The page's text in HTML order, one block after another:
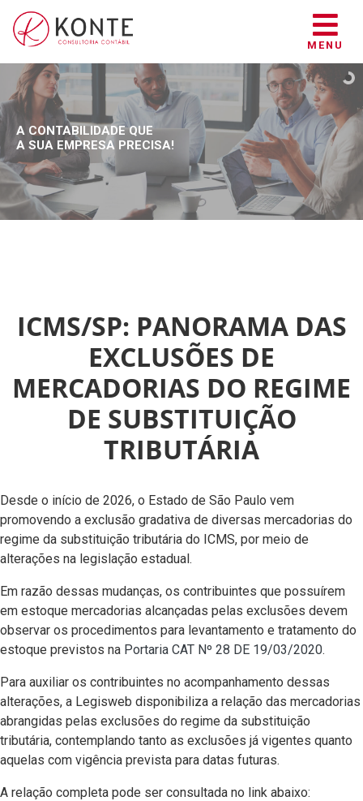
MENU
A CONTABILIDADE QUE
A SUA EMPRESA PRECISA!
ICMS/SP: PANORAMA DAS
EXCLUSÕES DE
MERCADORIAS DO REGIME
DE SUBSTITUIÇÃO
TRIBUTÁRIA
Desde o início de 2026, o Estado de São Paulo vem
promovendo a exclusão gradativa de diversas mercadorias do
regime da substituição tributária do ICMS, por meio de
alterações na legislação estadual.
Em razão dessas mudanças, os contribuintes que possuírem
em estoque mercadorias alcançadas pelas exclusões devem
observar os procedimentos para levantamento e tratamento do
estoque previstos na Portaria CAT Nº 28 DE 19/03/2020.
Para auxiliar os contribuintes no acompanhamento dessas
alterações, a Legisweb disponibiliza a relação das mercadorias
abrangidas pelas exclusões do regime da substituição
tributária, contemplando tanto as exclusões já vigentes quanto
aquelas com vigência prevista para datas futuras.
A relação completa pode ser consultada no link abaixo: